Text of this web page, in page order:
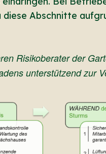
diese Abschnitte
Risikoberater der
unterstützend zur